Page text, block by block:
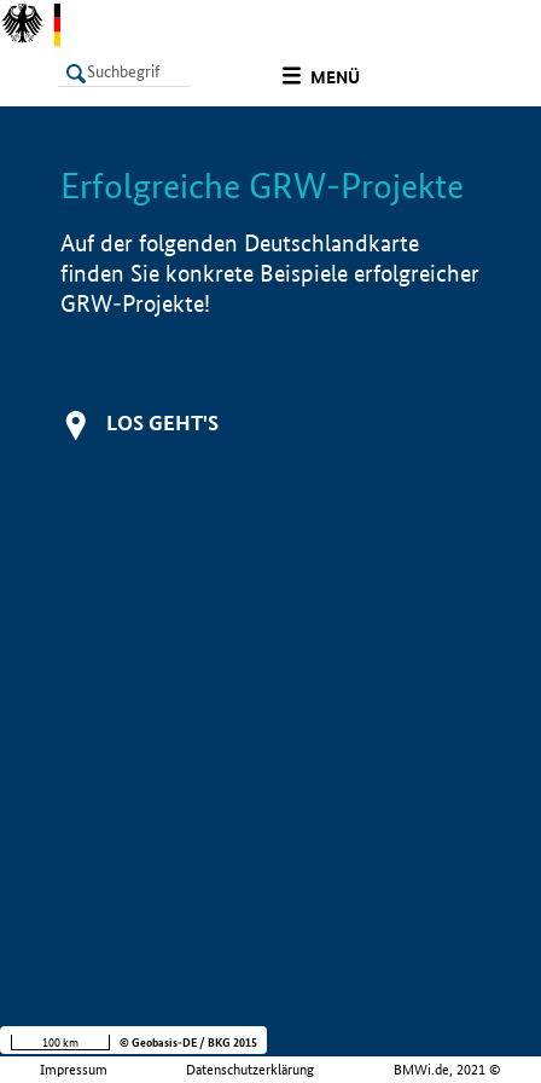
MENÜ
LISTE Info
Erfolgreiche GRW-Projekte
Auf der folgenden Deutschlandkarte
finden Sie konkrete Beispiele erfolgreicher
GRW-Projekte!
LOS GEHT'S
Impressum Datenschutzerklärung BMWi.de, 2021 ©
100 km © Geobasis-DE / BKG 2015